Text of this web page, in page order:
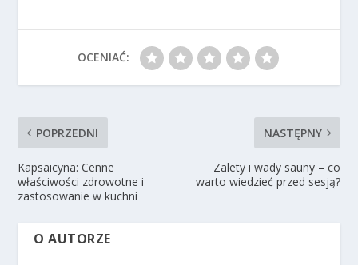
OCENIAĆ:
POPRZEDNI
Kapsaicyna: Cenne
właściwości zdrowotne i
zastosowanie w kuchni
NASTĘPNY
Zalety i wady sauny – co
warto wiedzieć przed sesją?
O AUTORZE